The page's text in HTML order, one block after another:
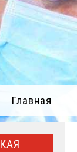
Главная